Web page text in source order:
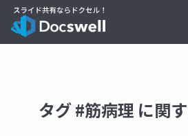
タグ #筋病理 に関